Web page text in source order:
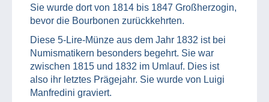
Sie wurde dort von 1814 bis 1847 Großherzogin,
bevor die Bourbonen zurückkehrten.
Diese 5-Lire-Münze aus dem Jahr 1832 ist bei
Numismatikern besonders begehrt. Sie war
zwischen 1815 und 1832 im Umlauf. Dies ist
also ihr letztes Prägejahr. Sie wurde von Luigi
Manfredini graviert.